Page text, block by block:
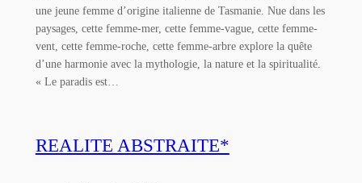
une jeune femme d’origine italienne de Tasmanie. Nue dans les
paysages, cette femme-mer, cette femme-vague, cette femme-
vent, cette femme-roche, cette femme-arbre explore la quête
d’une harmonie avec la mythologie, la nature et la spiritualité.
« Le paradis est…
REALITE ABSTRAITE*